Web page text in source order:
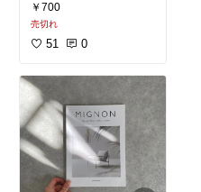
￥700
売切れ
51 0